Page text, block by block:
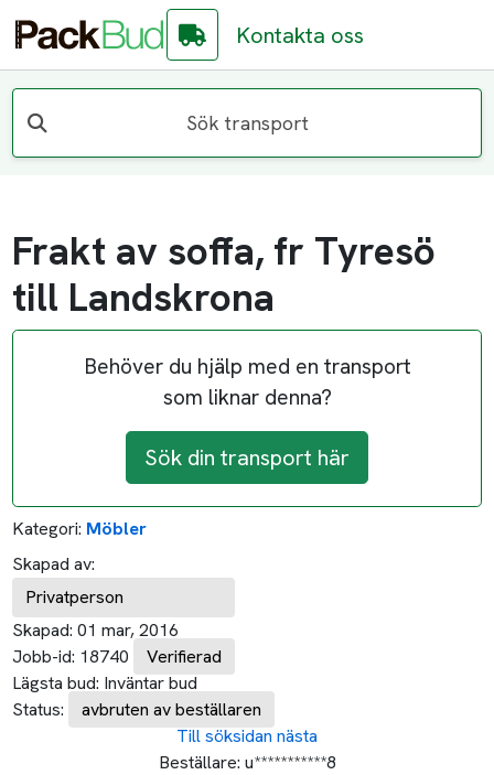
Kontakta oss
Sök transport
Frakt av soffa, fr Tyresö
till Landskrona
Behöver du hjälp med en transport
som liknar denna?
Sök din transport här
Kategori: Möbler
Skapad av:
Privatperson
Skapad: 01 mar, 2016
Jobb-id: 18740
Verifierad
Lägsta bud: Inväntar bud
Status:
avbruten av beställaren
Till söksidan nästa
Beställare: u***********8